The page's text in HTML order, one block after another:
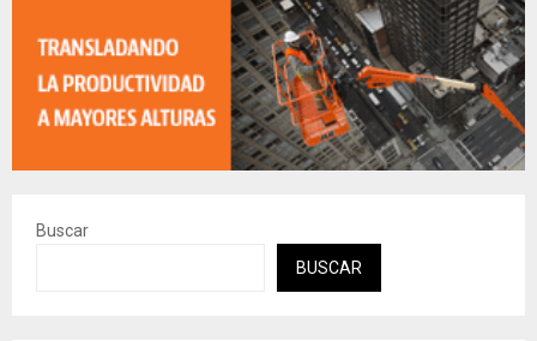
Buscar
BUSCAR